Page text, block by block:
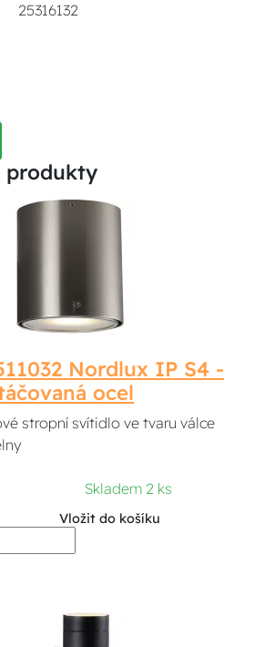
25316132
produkty
Nordlux IP S4 -
ocel
stropní svítidlo ve tvaru válce
Skladem 2 ks
Vložit do košíku